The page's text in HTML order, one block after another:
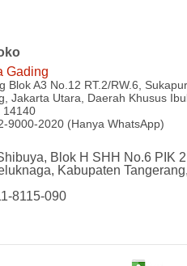
Gading
Blok A3 No.12 RT.2/RW.6,
Jakarta Utara, Daerah Khusus
14140
9000-2020 (Hanya WhatsApp)
Blok H SHH No.6 PIK
Kabupaten
8115-090